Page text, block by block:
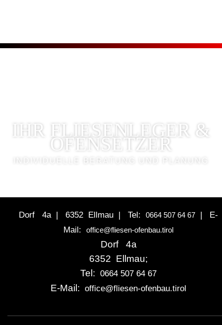
IHR FLIESENLEGER &
OFENSETZER
INDIVIDUELLE BERATUNG UND PLANUNG
Dorf 4a | 6352 Ellmau | Tel: 0664 507 64 67 |
E-
Mail: office@fliesen-ofenbau.tirol
Dorf 4a
6352 Ellmau;
Tel: 0664 507 64 67
E-Mail: office@fliesen-ofenbau.tirol